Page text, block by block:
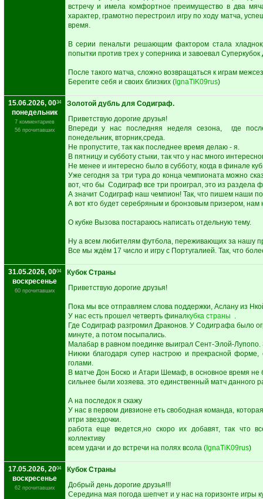
встречу и имела комфортное преимущество в два
характер, грамотно перестроил игру по ходу матча,
время.
В серии пенальти решающим фактором стала
попытки против трех у соперника и завоевал
После такого матча, сложно возвращаться к играм
Берегите себя и своих близких (IgnaTiK09rus)
15.06.2026, 0034
понедельник
7 комментариев
56 прочитавших
Золотой дубль для Содиграф.
Приветствую дорогие друзья!
Впереди у нас последняя неделя сезона, где
понедельник, вторник,среда.
Не пропустите, так как последнее время делаю - я.
В пятницу и субботу стыки, так что у нас много
Не менее и интересно было в субботу, когда в финале
Уже сегодня за три тура до конца чемпионата можно
вот, что бы Содиграф все три проиграл, это из раздела
А значит Содиграф наш чемпион! Так, что пишем наши
А вот кто будет серебряным и бронзовым призером, нам
О кубке Вызова постараюсь написать отдельную тему.
Ну а всем любителям футбола, переживающих за нашу
Все мы ждём 17 число и игру с Португалией. Так, что
31.05.2026, 0004
воскресенье
60 прочитавших
Кубок Страны
Приветствую дорогие друзья!
Пока мы все отправляем слова поддержки, Аслану из
У нас есть прошел четверть финалкубка страны .
Где Содиграф разгромил Драконов. У Содиграфа было
минуте, а потом посыпались.
Малабар в равном поединке выиграл Сент-Элой-Лупопо.
Ниюки благодаря супер настрою и прекрасной
голами.
В матче Дон Боско и Атари Шемаф, в основное время не
сильнее были хозяева. это единственный матч данного
А на последок я скажу
У нас в первом дивзионе еть свободная команда,
итри звездочки.
работа еще ведется,но скоро их добавят, так что
коллективу
всем удачи и до встречи на полях всола (IgnaTiK09rus)
17.05.2026, 2004
воскресенье
62 прочитавших
Кубок Страны
Добрый день дорогие друзья!!!
Середина мая погода шепчет и у нас на горизонте игры